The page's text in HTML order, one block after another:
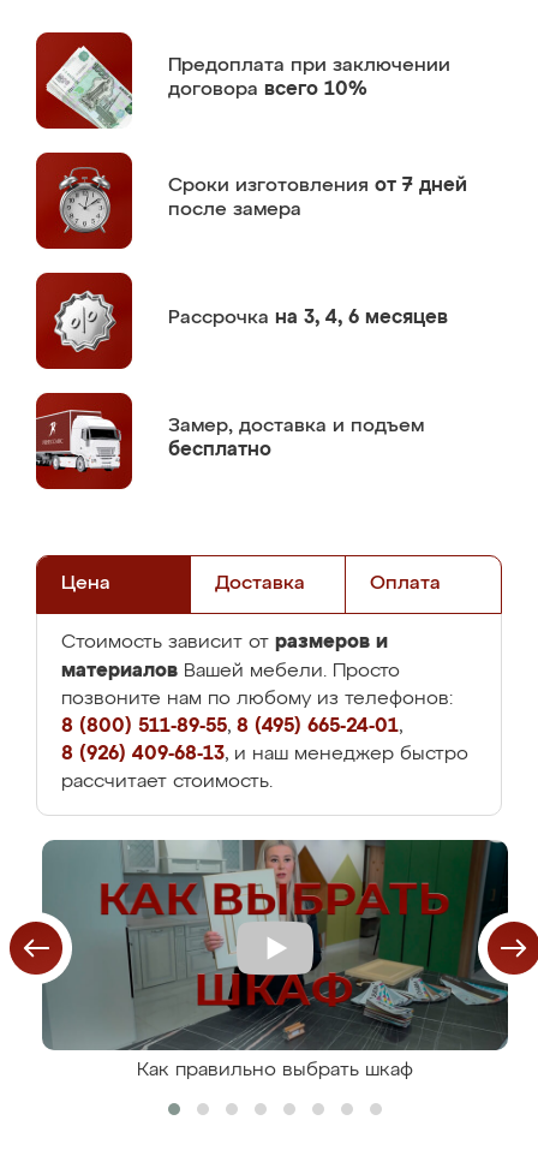
Предоплата при заключении
договора всего 10%
Сроки изготовления от 7 дней
после замера
Рассрочка на 3, 4, 6 месяцев
Замер, доставка и подъем
бесплатно
Цена Доставка Оплата
Стоимость зависит от размеров и
материалов Вашей мебели. Просто
позвоните нам по любому из телефонов:
8 (800) 511-89-55, 8 (495) 665-24-01,
8 (926) 409-68-13, и наш менеджер быстро
рассчитает стоимость.
Как правильно выбрать шкаф